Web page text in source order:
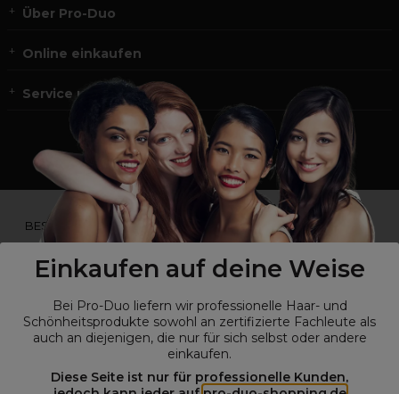
Einkaufen auf deine Weise
Bei Pro-Duo liefern wir professionelle Haar- und
Schönheitsprodukte sowohl an zertifizierte Fachleute als
auch an diejenigen, die nur für sich selbst oder andere
einkaufen.
Diese Seite ist nur für professionelle Kunden,
Über Pro-Duo
Online einkaufen
Service und Kontakt
*Du bist kein Profikunde?
BESUCHE
UNSERE WEBSEITE FÜR ENDVERBRAUCHER.*